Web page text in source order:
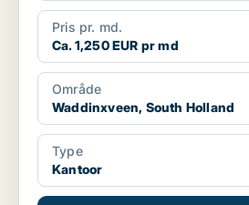
Pris pr. md.
Ca. 1,250 EUR pr md
Område
Waddinxveen, South Holland
Type
Kantoor